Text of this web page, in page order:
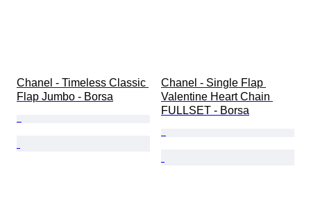
Chanel - Timeless Classic
Flap Jumbo - Borsa
Chanel - Single Flap
Valentine Heart Chain
FULLSET - Borsa